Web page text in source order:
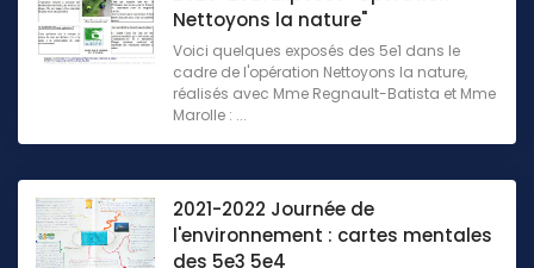
Nettoyons la nature"
Voici quelques exposés des 5e1 dans le
cadre de l'opération Nettoyons la nature,
réalisés avec Mme Regnault-Batista et Mme
Marolle : ...
2021-2022 Journée de
l'environnement : cartes mentales
des 5e3 5e4